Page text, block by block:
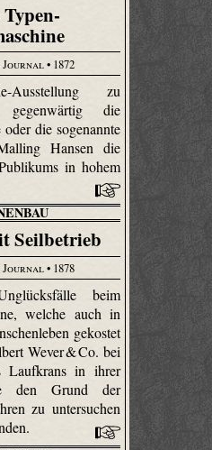
Journal• 1872
zu
gegenwärtig die
die sogenannte
Hansen die
in hohem
Seilbetrieb
Journal• 1878
beim
welche auch in
gekostet
Wever & Co. bei
Laufkrans in ihrer
den Grund der
zu untersuchen